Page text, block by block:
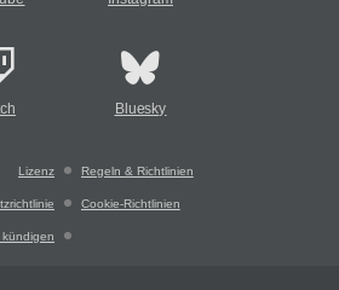
Bluesky
Lizenz Regeln & Richtlinien
Cookie-Richtlinien